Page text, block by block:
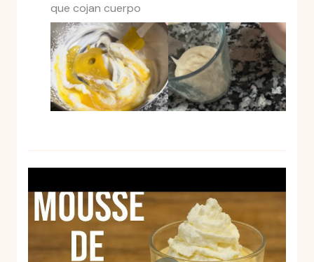
que cojan cuerpo